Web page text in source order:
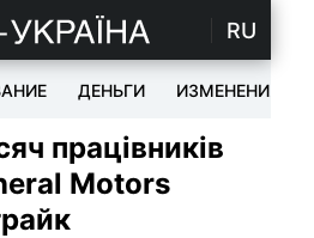
RU
ДЕНЬГИ ИЗМЕНЕНИЯ
працівників
Motors